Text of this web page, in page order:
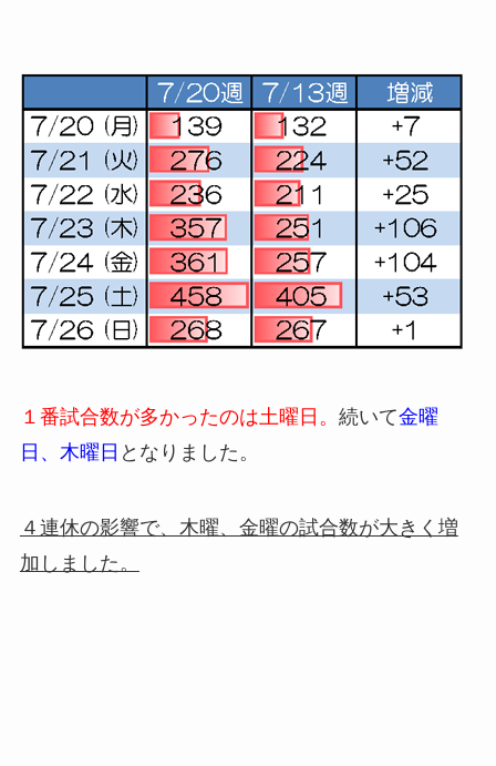
１番試合数が多かったのは土曜日。 続いて金曜
日、木曜日 となりました。
４連休の影響で、木曜、金曜の試合数が大きく増
加しました。